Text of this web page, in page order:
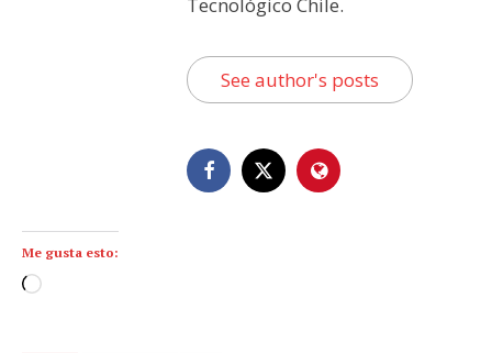
See author's posts
Me gusta esto:
C